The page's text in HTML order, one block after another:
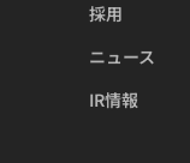
採用
ニュース
IR情報